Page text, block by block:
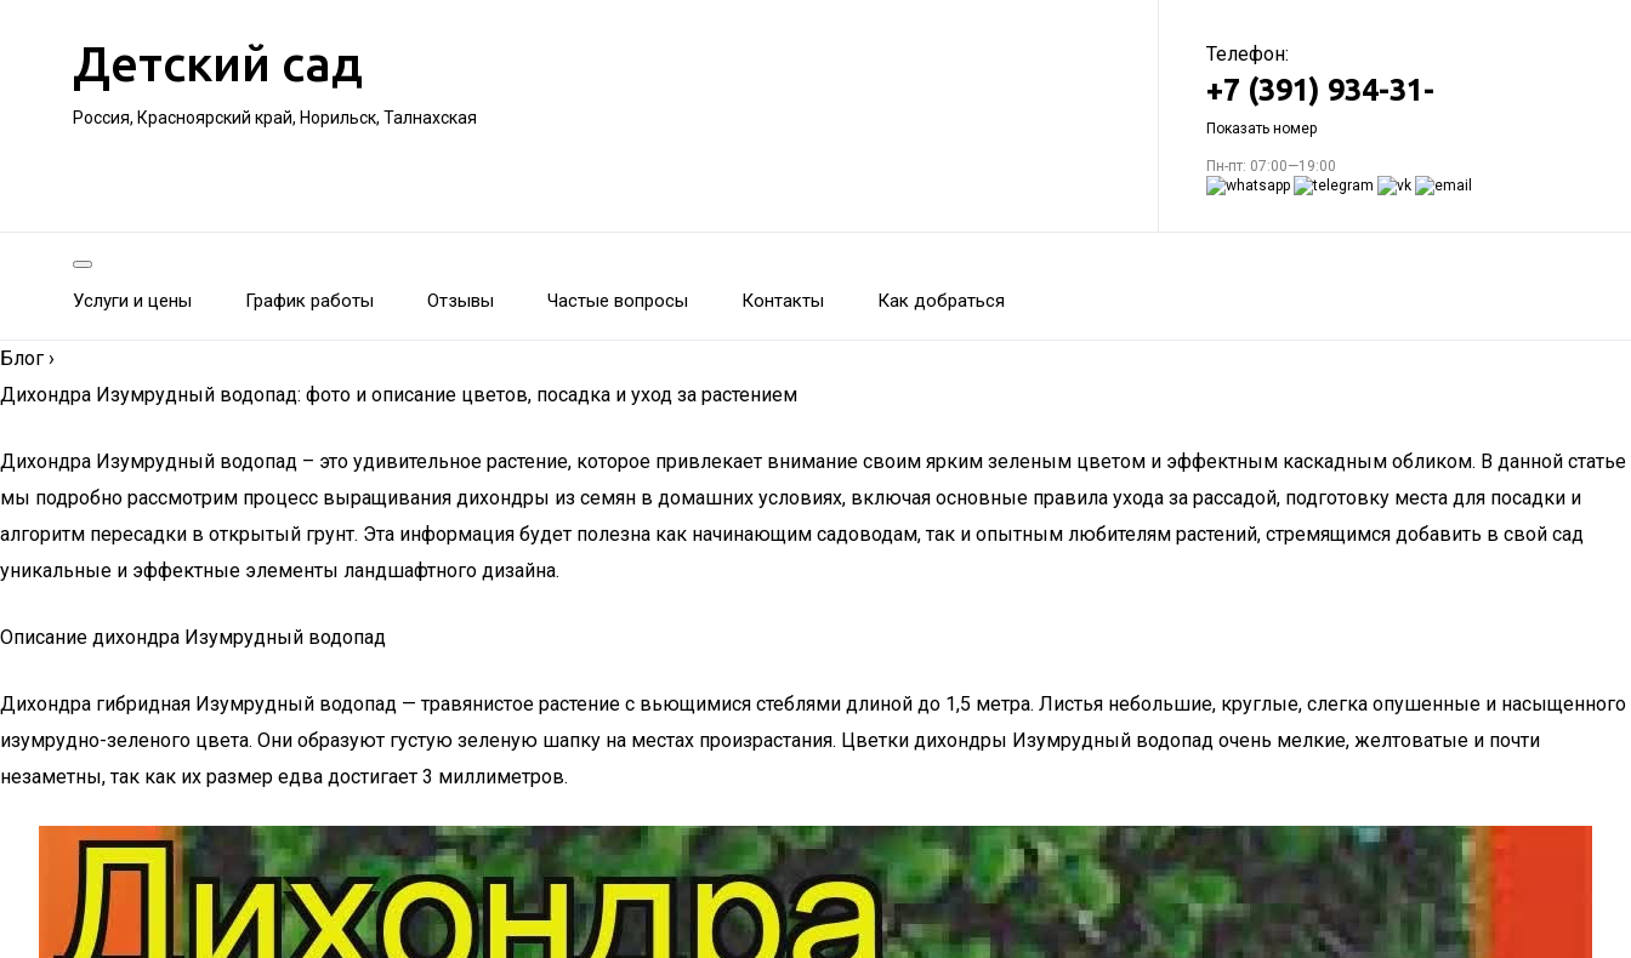
Детский сад
Россия, Красноярский край, Норильск, Талнахская
Телефон:
+7 (391) 934-31-
Показать номер
Пн-пт: 07:00—19:00
Услуги и цены График работы Отзывы Частые вопросы Контакты Как добраться
Блог ›
Дихондра Изумрудный водопад: фото и описание цветов, посадка и уход за растением
Дихондра Изумрудный водопад – это удивительное растение, которое привлекает внимание своим ярким зеленым цветом и эффектным каскадным обликом. В данной статье
мы подробно рассмотрим процесс выращивания дихондры из семян в домашних условиях, включая основные правила ухода за рассадой, подготовку места для посадки и
алгоритм пересадки в открытый грунт. Эта информация будет полезна как начинающим садоводам, так и опытным любителям растений, стремящимся добавить в свой сад
уникальные и эффектные элементы ландшафтного дизайна.
Описание дихондра Изумрудный водопад
Дихондра гибридная Изумрудный водопад — травянистое растение с вьющимися стеблями длиной до 1,5 метра. Листья небольшие, круглые, слегка опушенные и насыщенного
изумрудно-зеленого цвета. Они образуют густую зеленую шапку на местах произрастания. Цветки дихондры Изумрудный водопад очень мелкие, желтоватые и почти
незаметны, так как их размер едва достигает 3 миллиметров.